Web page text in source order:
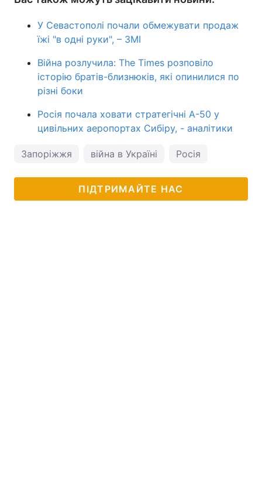
У Севастополі почали обмежувати продаж
їжі "в одні руки", – ЗМІ
Війна розлучила: The Times розповіло
історію братів-близнюків, які опинилися по
різні боки
Росія почала ховати стратегічні А-50 у
цивільних аеропортах Сибіру, - аналітики
Запоріжжя війна в Україні Росія
ПІДТРИМАЙТЕ НАС